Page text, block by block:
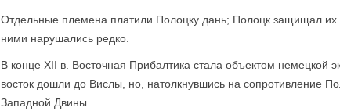
Отдельные племена платили Полоцку дань; Полоцк защищал
ними нарушались редко.
В конце XII в. Восточная Прибалтика стала объектом
восток дошли до Вислы, но, натолкнувшись на сопротивление
Западной Двины.